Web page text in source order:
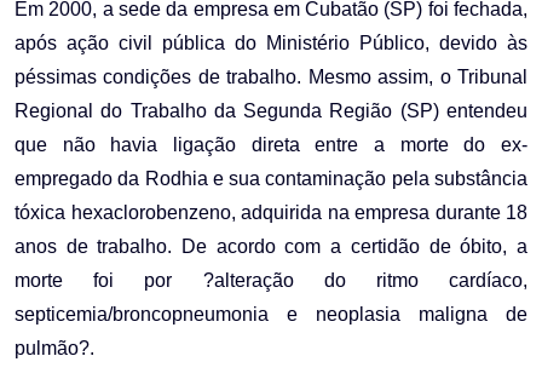
Em 2000, a sede da empresa em Cubatão (SP) foi fechada,
após ação civil pública do Ministério Público, devido às
péssimas condições de trabalho. Mesmo assim, o Tribunal
Regional do Trabalho da Segunda Região (SP) entendeu
que não havia ligação direta entre a morte do ex-
empregado da Rodhia e sua contaminação pela substância
tóxica hexaclorobenzeno, adquirida na empresa durante 18
anos de trabalho. De acordo com a certidão de óbito, a
morte foi por ?alteração do ritmo cardíaco,
septicemia/broncopneumonia e neoplasia maligna de
pulmão?.